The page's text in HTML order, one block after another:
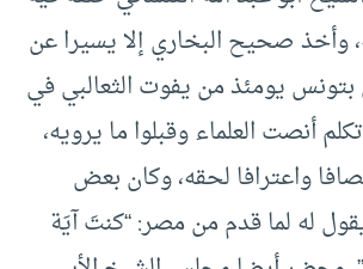
وأخذ صحيح البخاري إلا يسيرا عن
بتونس يومئذ من يفوت الثعالبي في
أنصت العلماء وقبلوا ما يرويه،
واعترافا لحقه، وكان بعض
له لما قدم من مصر: “كنتَ آيَة